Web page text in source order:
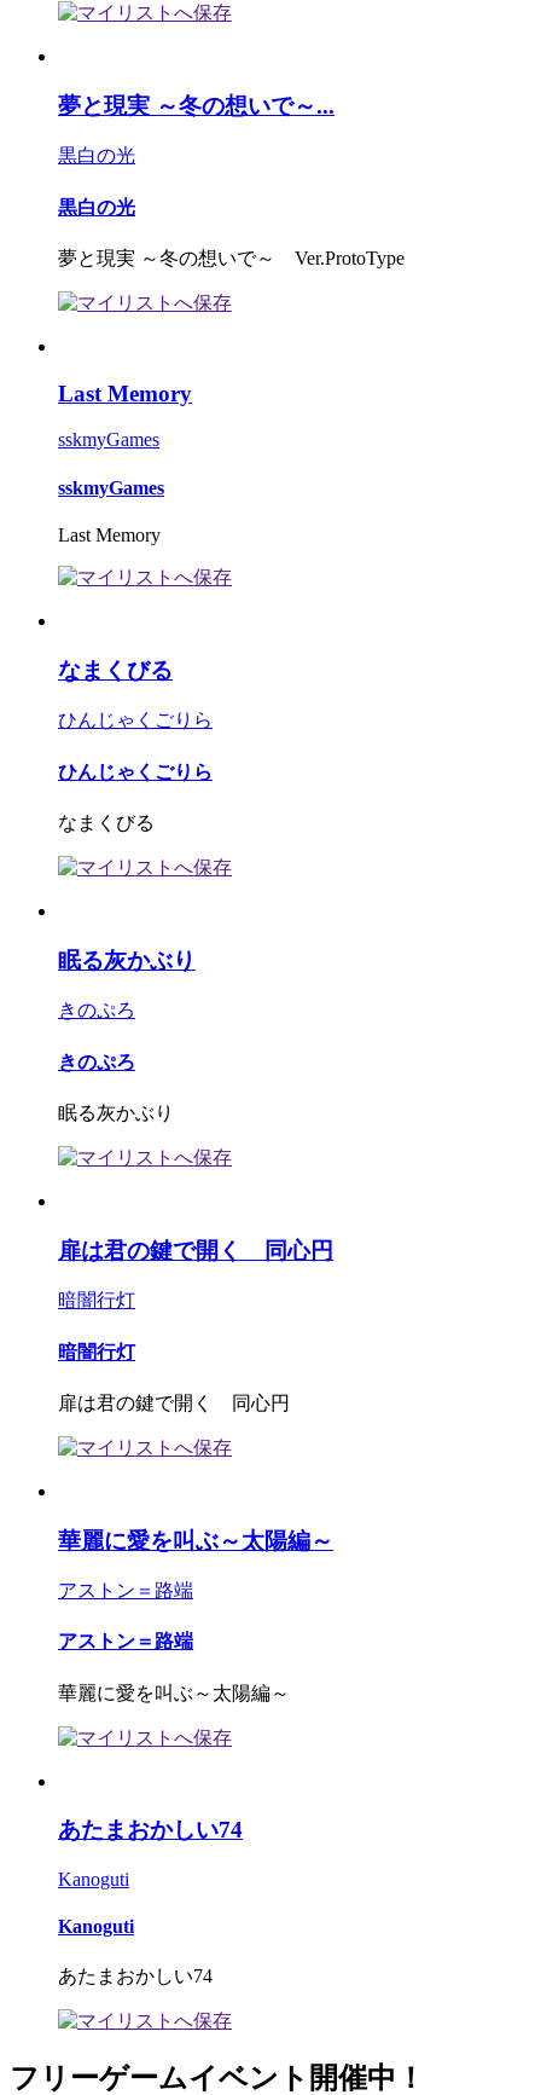
夢と現実 ～冬の想いで～...
黒白の光
黒白の光
夢と現実 ～冬の想いで～ Ver.ProtoType
Last Memory
sskmyGames
sskmyGames
Last Memory
なまくびる
ひんじゃくごりら
ひんじゃくごりら
なまくびる
眠る灰かぶり
きのぷろ
きのぷろ
眠る灰かぶり
扉は君の鍵で開く 同心円
暗闇行灯
暗闇行灯
扉は君の鍵で開く 同心円
華麗に愛を叫ぶ～太陽編～
アストン＝路端
アストン＝路端
華麗に愛を叫ぶ～太陽編～
あたまおかしい74
Kanoguti
Kanoguti
あたまおかしい74
フリーゲームイベント開催中！